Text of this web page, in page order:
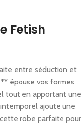
Fetish
entre séduction et
épouse vos formes
tout en apportant une
ajoute une
robe parfaite pour